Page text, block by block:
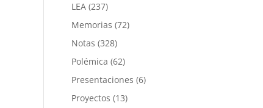
LEA (237)
Memorias (72)
Notas (328)
Polémica (62)
Presentaciones (6)
Proyectos (13)